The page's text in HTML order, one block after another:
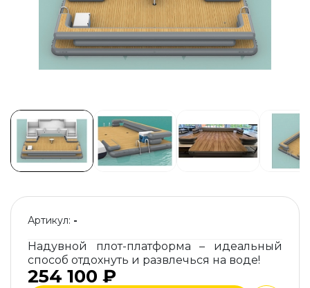
Артикул: -
Надувной плот-платформа – идеальный
способ отдохнуть и развлечься на воде!
254 100 ₽